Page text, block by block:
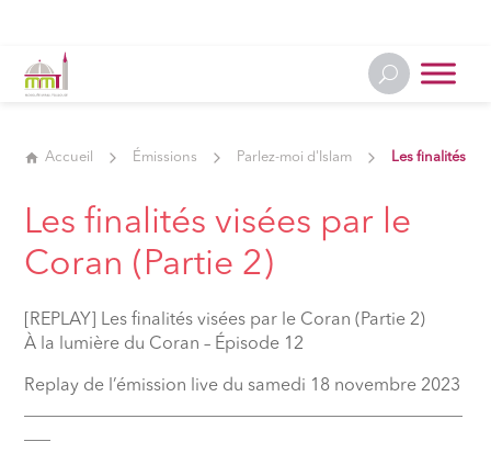
Accueil Émissions Parlez-moi d'Islam Les finalités
Les finalités visées par le
Coran (Partie 2)
[REPLAY] Les finalités visées par le Coran (Partie 2)
À la lumière du Coran – Épisode 12
Replay de l’émission live du samedi 18 novembre 2023